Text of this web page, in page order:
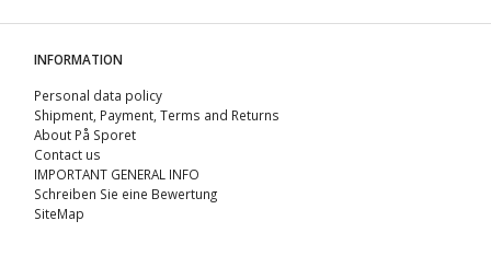
INFORMATION
Personal data policy
Shipment, Payment, Terms and Returns
About På Sporet
Contact us
IMPORTANT GENERAL INFO
Schreiben Sie eine Bewertung
SiteMap